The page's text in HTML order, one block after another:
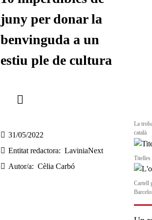
juny per donar la
benvinguda a un
estiu ple de cultura
31/05/2022
Entitat redactora
LaviniaNext
Autor/a
Cèlia Carbó
La
català
Titelles
Cartell